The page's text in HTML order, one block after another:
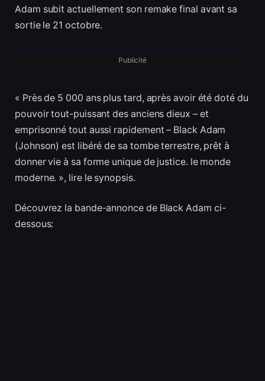
Adam subit actuellement son remake final avant sa
sortie le 21 octobre.
Publicité
« Près de 5 000 ans plus tard, après avoir été doté du
pouvoir tout-puissant des anciens dieux – et
emprisonné tout aussi rapidement – Black Adam
(Johnson) est libéré de sa tombe terrestre, prêt à
donner vie à sa forme unique de justice. le monde
moderne. », lire le synopsis.
Découvrez la bande-annonce de Black Adam ci-
dessous: